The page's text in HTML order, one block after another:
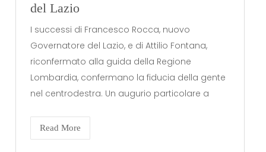
del Lazio
I successi di Francesco Rocca, nuovo
Governatore del Lazio, e di Attilio Fontana,
riconfermato alla guida della Regione
Lombardia, confermano la fiducia della gente
nel centrodestra. Un augurio particolare a
Read More